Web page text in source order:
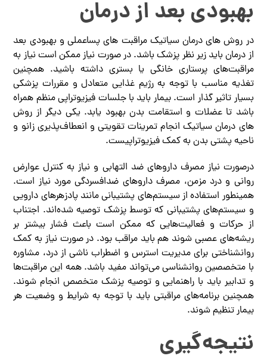
بهبودی بعد از درمان
در روش های درمان سیاتیک مراقبت های پساعملی و بهبودی بعد
از درمان باید زیر نظر پزشک باشد. در صورت نیاز ممکن است نیاز به
مراقبت‌های پرستاری خانگی یا بستری داشته باشید. همچنین
تغذیه مناسب با توجه به رژیم غذایی متعادل و مقررات پزشکی
بسیار تاثیر گذار است. بیمار باید با جلسات فیزیوتراپی منظم همراه
باشد تا عضلات و استقامت بدن بهبود یابد. یکی‌ دیگر ‌از روش
های درمان سیاتیک انجام تمرینات تقویتی و انعطاف‌پذیری زانو و
ناحیه پشتی بدن به کمک فیزیوتراپیست.
درصورت نیاز مصرف داروهای ضد التهابی و نیاز به کنترل عوارض
روانی و درد مزمن، مصرف داروهای ضدافسردگی مورد نیاز است.
همینطور استفاده از سیستم‌های پشتیبانی مانند پادزهرهای دارویی
و سیستم‌های پشتیبانی که توسط پزشک توصیه شده‌اند. اجتناب
از حرکات و فعالیت‌هایی که ممکن است باعث فشار بیشتر بر
ریشه‌های عصبی شوند هم باید مراقب بود. در صورت نیاز به کمک
روانشناختی برای مدیریت استرس و اضطراب ناشی از درد، مشاوره
با متخصصین روانشناسی می‌تواند مفید باشد. همه این مراقبت‌ها
و تدابیر باید با راهنمایی و توصیه پزشک متخصص انجام شوند.
همچنین برنامه‌های مراقبتی باید با توجه به شرایط و وضعیت هر
بیمار تنظیم شوند.
نتیجه‌گیری